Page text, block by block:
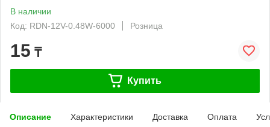
В наличии
Код: RDN-12V-0.48W-6000
Розница
15 ₸
Купить
Описание Характеристики Доставка Оплата